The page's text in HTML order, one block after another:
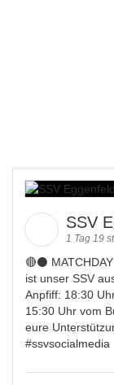
SSV
1 Tag 19
🔴⚫️
ist unser SSV
Anpfiff: 18:30
15:30 Uhr vom
eure
#ssvsocialmedia